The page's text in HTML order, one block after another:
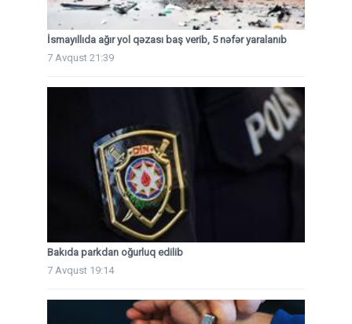
İsmayıllıda ağır yol qəzası baş verib, 5 nəfər yaralanıb
7 Avqust 21:39
Bakıda parkdan oğurluq edilib
7 Avqust 19:14